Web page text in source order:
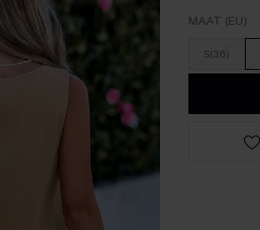
MAAT (EU)
S(36)